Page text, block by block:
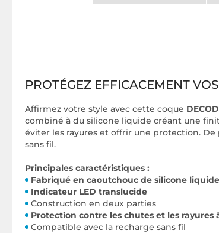
PROTÉGEZ EFFICACEMENT
Affirmez votre style avec cette coque
combiné à du silicone liquide créant une
éviter les rayures et offrir une protection.
sans fil.
Principales caractéristiques :
Fabriqué en caoutchouc de silicone
Indicateur LED translucide
Construction en deux parties
Protection contre les chutes et les rayures
Compatible avec la recharge sans fil